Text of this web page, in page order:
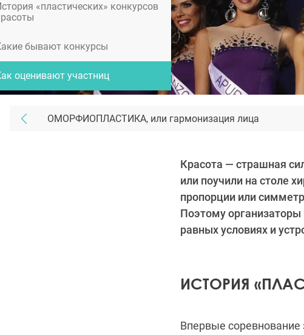
«пластических» конкурсов
бывают конкурсы
оценивают участниц
ОМОРФИОПЛАСТИКА, или гармонизация лица
Красота — страшная
или поучили на столе
пропорции или
Поэтому
равных условиях и
ИСТОРИЯ
Впервые соревнование